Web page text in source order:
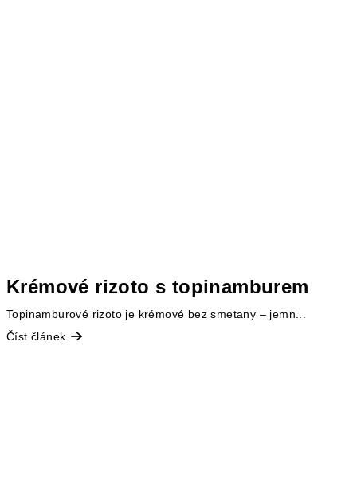
Krémové rizoto s topinamburem
Topinamburové rizoto je krémové bez smetany – jemn...
Číst článek